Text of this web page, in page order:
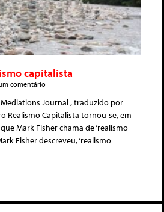
capitalista
comentário
Journal , traduzido por
Realismo Capitalista tornou-se, em
Mark Fisher chama de ‘realismo
Fisher descreveu, ‘realismo